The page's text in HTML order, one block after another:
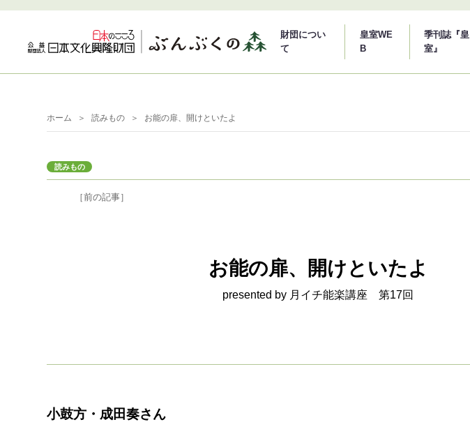
財団につい
て
皇室WE
B
季刊誌『皇
室』
ホーム 読みもの お能の扉、開けといたよ
読みもの
［前の記事］
お能の扉、開けといたよ
presented by 月イチ能楽講座 第17回
小鼓方・成田奏さん